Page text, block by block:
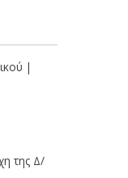
|
της Δ/